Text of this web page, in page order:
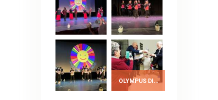
OLYMPUS DIGITAL CAMERA